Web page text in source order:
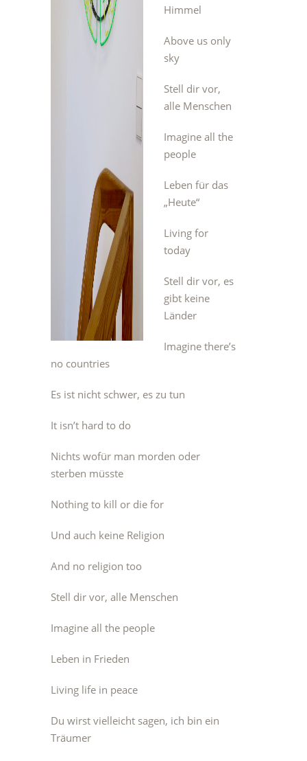
Himmel
Above us only
sky
Stell dir vor,
alle Menschen
Imagine all the
people
Leben für das
„Heute“
Living for
today
Stell dir vor, es
gibt keine
Länder
Imagine there’s
no countries
Es ist nicht schwer, es zu tun
It isn’t hard to do
Nichts wofür man morden oder
sterben müsste
Nothing to kill or die for
Und auch keine Religion
And no religion too
Stell dir vor, alle Menschen
Imagine all the people
Leben in Frieden
Living life in peace
Du wirst vielleicht sagen, ich bin ein
Träumer